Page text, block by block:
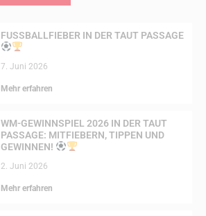
FUSSBALLFIEBER IN DER TAUT PASSAGE
7. Juni 2026
Mehr erfahren
WM-GEWINNSPIEL 2026 IN DER TAUT
PASSAGE: MITFIEBERN, TIPPEN UND
GEWINNEN!
2. Juni 2026
Mehr erfahren